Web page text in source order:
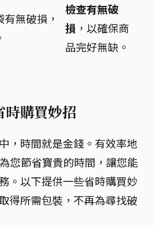
無破損，
檢查有無破
損 ，以確保商
品完好無缺。
時購買妙招
，時間就是金錢。有效率地
您節省寶貴的時間，讓您能
。以下提供一些省時購買妙
得所需包裝，不再為尋找破